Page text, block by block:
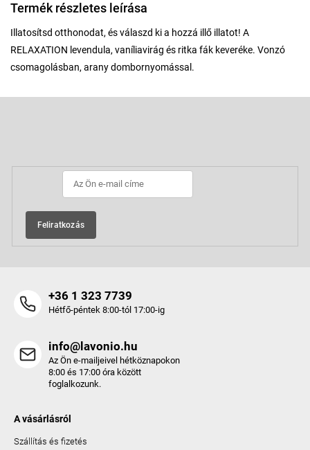
Termék részletes leírása
Illatosítsd otthonodat, és válaszd ki a hozzá illő illatot! A
RELAXATION levendula, vaníliavirág és ritka fák keveréke. Vonzó
csomagolásban, arany dombornyomással.
Feliratkozás
+36 1 323 7739
Hétfő-péntek 8:00-tól 17:00-ig
info@lavonio.hu
Az Ön e-mailjeivel hétköznapokon
8:00 és 17:00 óra között
foglalkozunk.
A vásárlásról
Szállítás és fizetés